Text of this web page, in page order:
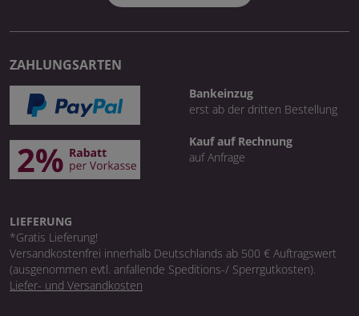
ZAHLUNGSARTEN
Bankeinzug
erst ab der dritten Bestellung
Kauf auf Rechnung
auf Anfrage
LIEFERUNG
*Gratis Lieferung!
Versandkostenfrei innerhalb Deutschlands ab 500 € Auftragswert
(ausgenommen evtl. anfallende Speditions-/ Sperrgutkosten).
Liefer- und Versandkosten